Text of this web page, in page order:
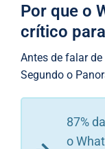
Por que o
crítico
Antes de falar
Segundo o
87%
o